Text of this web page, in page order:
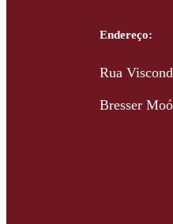
Endereço:
Rua
Bresser